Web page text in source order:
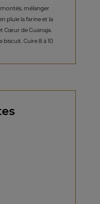
montés, mélanger
pluie la farine et la
Cœur de Guanaja.
biscuit. Cuire 8 à 10